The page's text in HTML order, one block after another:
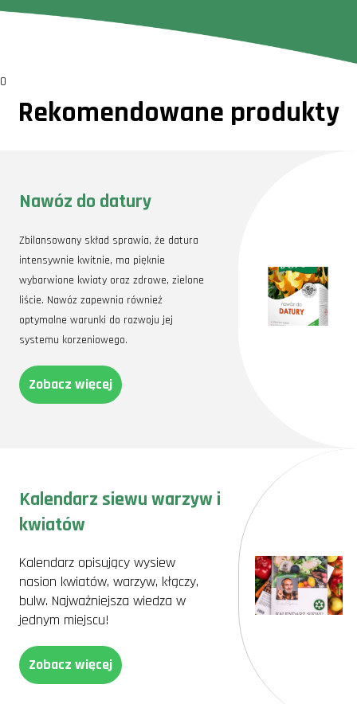
0
Rekomendowane produkty
Nawóz do datury
Zbilansowany skład sprawia, że datura
intensywnie kwitnie, ma pięknie
wybarwione kwiaty oraz zdrowe, zielone
liście. Nawóz zapewnia również
optymalne warunki do rozwoju jej
systemu korzeniowego.
Zobacz więcej
Kalendarz siewu warzyw i
kwiatów
Kalendarz opisujący wysiew
nasion kwiatów, warzyw, kłączy,
bulw. Najważniejsza wiedza w
jednym miejscu!
Zobacz więcej